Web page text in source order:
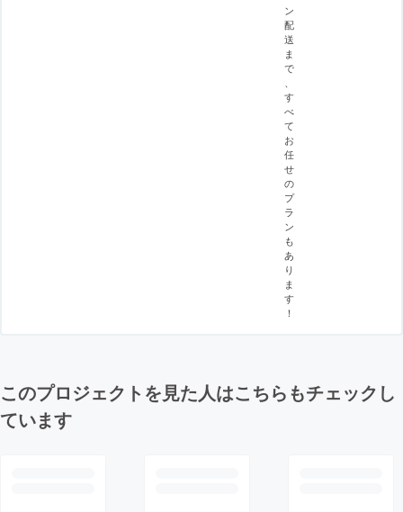
ン
配
送
ま
で
、
す
べ
て
お
任
せ
の
プ
ラ
ン
も
あ
り
ま
す
！
このプロジェクトを見た人はこちらもチェックし
ています